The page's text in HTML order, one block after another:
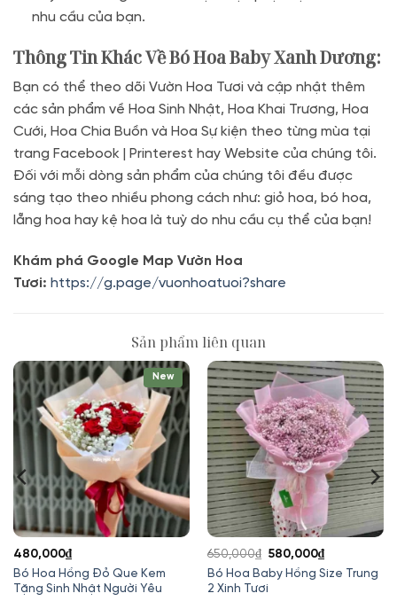
nhu cầu của bạn.
Thông Tin Khác Về Bó Hoa Baby Xanh Dương:
Bạn có thể theo dõi Vườn Hoa Tươi và cập nhật thêm
các sản phẩm về Hoa Sinh Nhật, Hoa Khai Trương, Hoa
Cưới, Hoa Chia Buồn và Hoa Sự kiện theo từng mùa tại
trang Facebook | Printerest hay Website của chúng tôi.
Đối với mỗi dòng sản phẩm của chúng tôi đều được
sáng tạo theo nhiều phong cách như: giỏ hoa, bó hoa,
lẵng hoa hay kệ hoa là tuỳ do nhu cầu cụ thể của bạn!
Khám phá Google Map Vườn Hoa
Tươi: https://g.page/vuonhoatuoi?share
Sản phẩm liên quan
New
Bó Hoa Hồng Đỏ Que Kem
Tặng Sinh Nhật Người Yêu
480,000₫
Bó Hoa Baby Hồng Size Trung
2 Xinh Tươi
650,000₫ Giá
gốc
là:
580,000₫Giá
hiện